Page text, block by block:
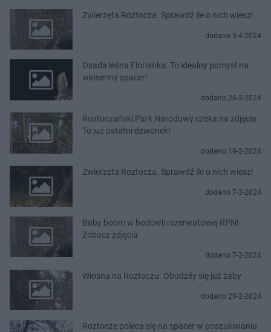
Zwierzęta Roztocza. Sprawdź ile o nich wiesz!
dodano 5-4-2024
Osada leśna Florianka. To idealny pomysł na
wiosenny spacer!
dodano 26-3-2024
Roztoczański Park Narodowy czeka na zdjęcia.
To już ostatni dzwonek!
dodano 19-3-2024
Zwierzęta Roztocza. Sprawdź ile o nich wiesz!
dodano 7-3-2024
Baby boom w hodowli rezerwatowej RPN!
Zobacz zdjęcia
dodano 7-3-2024
Wiosna na Roztoczu. Obudziły się już żaby
dodano 29-2-2024
Roztocze poleca się na spacer w poszukiwaniu